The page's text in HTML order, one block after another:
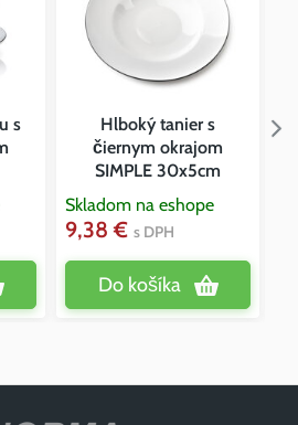
s
Hlboký tanier s
čiernym okrajom
SIMPLE 30x5cm
Skladom na eshope
9,38 € s DPH
Do košíka